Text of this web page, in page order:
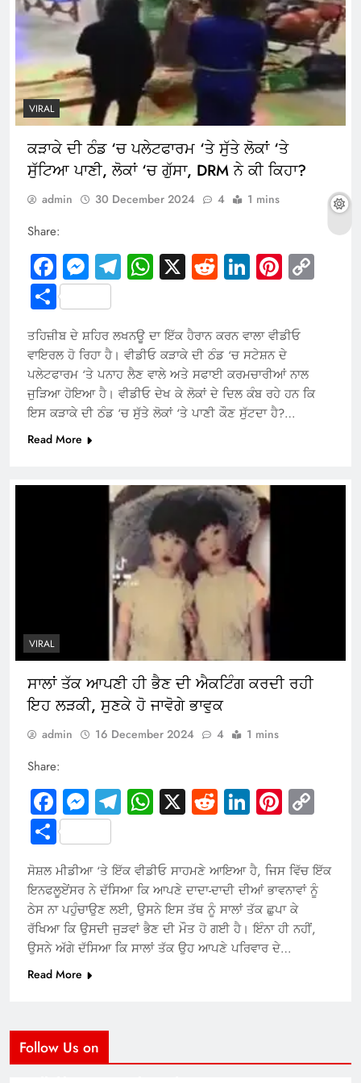
VIRAL
ਕੜਾਕੇ ਦੀ ਠੰਡ ‘ਚ ਪਲੇਟਫਾਰਮ ‘ਤੇ ਸੁੱਤੇ ਲੋਕਾਂ ‘ਤੇ
ਸੁੱਟਿਆ ਪਾਣੀ, ਲੋਕਾਂ ‘ਚ ਗੁੱਸਾ, DRM ਨੇ ਕੀ ਕਿਹਾ?
admin 30 December 2024 4 1 mins
Share:
Facebook
Messenger
Telegram
WhatsApp
X RedditLinkedIn
Share
ਤਹਿਜ਼ੀਬ ਦੇ ਸ਼ਹਿਰ ਲਖਨਊ ਦਾ ਇੱਕ ਹੈਰਾਨ ਕਰਨ ਵਾਲਾ ਵੀਡੀਓ
ਵਾਇਰਲ ਹੋ ਰਿਹਾ ਹੈ। ਵੀਡੀਓ ਕੜਾਕੇ ਦੀ ਠੰਡ ‘ਚ ਸਟੇਸ਼ਨ ਦੇ
ਪਲੇਟਫਾਰਮ ‘ਤੇ ਪਨਾਹ ਲੈਣ ਵਾਲੇ ਅਤੇ ਸਫਾਈ ਕਰਮਚਾਰੀਆਂ ਨਾਲ
ਜੁੜਿਆ ਹੋਇਆ ਹੈ। ਵੀਡੀਓ ਦੇਖ ਕੇ ਲੋਕਾਂ ਦੇ ਦਿਲ ਕੰਬ ਰਹੇ ਹਨ ਕਿ
ਇਸ ਕੜਾਕੇ ਦੀ ਠੰਡ ‘ਚ ਸੁੱਤੇ ਲੋਕਾਂ ‘ਤੇ ਪਾਣੀ ਕੌਣ ਸੁੱਟਦਾ ਹੈ?…
Read More
VIRAL
ਸਾਲਾਂ ਤੱਕ ਆਪਣੀ ਹੀ ਭੈਣ ਦੀ ਐਕਟਿੰਗ ਕਰਦੀ ਰਹੀ
ਇਹ ਲੜਕੀ, ਸੁਣਕੇ ਹੋ ਜਾਵੋਗੇ ਭਾਵੁਕ
admin 16 December 2024 4 1 mins
Share:
Facebook
Messenger
Telegram
WhatsApp
X RedditLinkedIn
Share
ਸੋਸ਼ਲ ਮੀਡੀਆ ‘ਤੇ ਇੱਕ ਵੀਡੀਓ ਸਾਹਮਣੇ ਆਇਆ ਹੈ, ਜਿਸ ਵਿੱਚ ਇੱਕ
ਇਨਫਲੂਏਂਸਰ ਨੇ ਦੱਸਿਆ ਕਿ ਆਪਣੇ ਦਾਦਾ-ਦਾਦੀ ਦੀਆਂ ਭਾਵਨਾਵਾਂ ਨੂੰ
ਠੇਸ ਨਾ ਪਹੁੰਚਾਉਣ ਲਈ, ਉਸਨੇ ਇਸ ਤੱਥ ਨੂੰ ਸਾਲਾਂ ਤੱਕ ਛੁਪਾ ਕੇ
ਰੱਖਿਆ ਕਿ ਉਸਦੀ ਜੁੜਵਾਂ ਭੈਣ ਦੀ ਮੌਤ ਹੋ ਗਈ ਹੈ। ਇੰਨਾ ਹੀ ਨਹੀਂ,
ਉਸਨੇ ਅੱਗੇ ਦੱਸਿਆ ਕਿ ਸਾਲਾਂ ਤੱਕ ਉਹ ਆਪਣੇ ਪਰਿਵਾਰ ਦੇ…
Read More
Follow Us on